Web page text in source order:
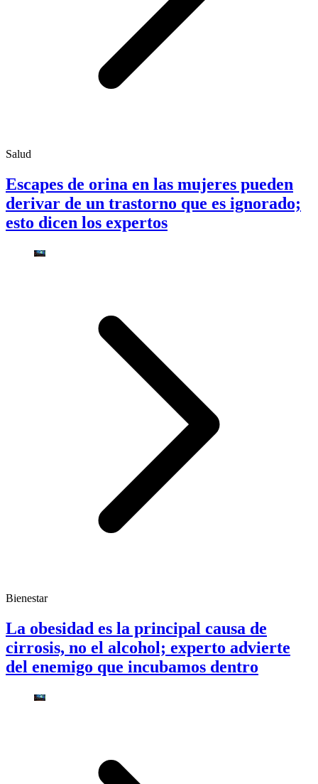
Salud
Escapes de orina en las mujeres pueden
derivar de un trastorno que es ignorado;
esto dicen los expertos
Bienestar
La obesidad es la principal causa de
cirrosis, no el alcohol; experto advierte
del enemigo que incubamos dentro